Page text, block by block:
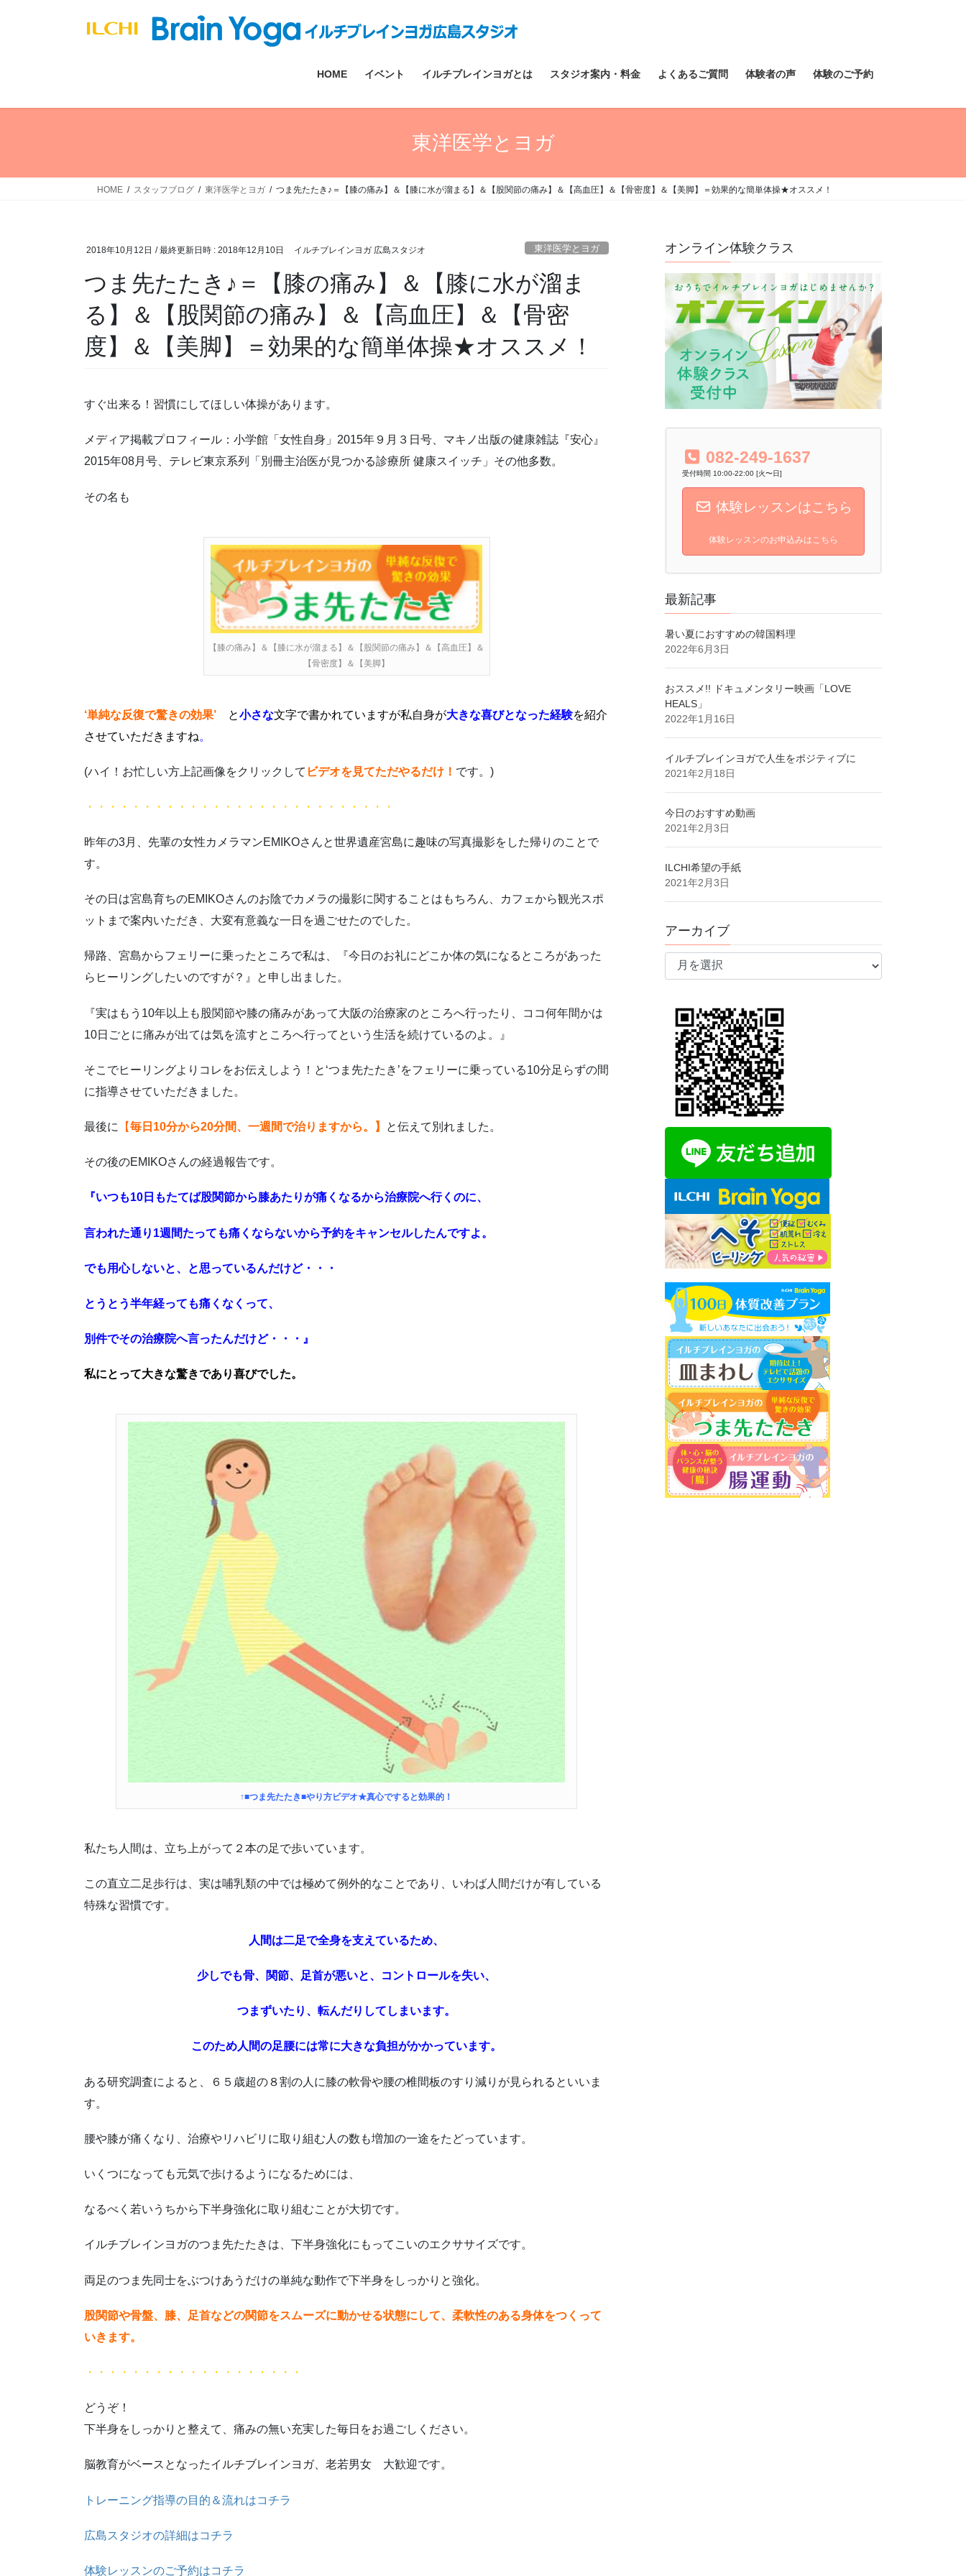
ス
ン
HOME イベント イルチブレインヨガとは スタジオ案内・料金 よくあるご質問 体験者の声 体験のご予約
東洋医学とヨガ
HOME スタッフブログ 東洋医学とヨガ つま先たたき♪＝【膝の痛み】＆【膝に水が溜まる】＆【股関節の痛み】＆【高血圧】＆【骨密度】＆【美脚】＝効果的な簡単体操★オススメ！
2018年10月12日 / 最終更新日時 : 2018年12月10日 イルチブレインヨガ 広島スタジオ 東洋医学とヨガ
つま先たたき♪＝【膝の痛み】＆【膝に水が溜ま
る】＆【股関節の痛み】＆【高血圧】＆【骨密
度】＆【美脚】＝効果的な簡単体操★オススメ！
すぐ出来る！習慣にしてほしい体操があります。
メディア掲載プロフィール：小学館「女性自身」2015年９月３日号、マキノ出版の健康雑誌『安心』
2015年08月号、テレビ東京系列「別冊主治医が見つかる診療所 健康スイッチ」その他多数。
その名も
【膝の痛み】＆【膝に水が溜まる】＆【股関節の痛み】＆【高血圧】＆
【骨密度】＆【美脚】
‘単純な反復で驚きの効果’ と小さな文字で書かれていますが私自身が大きな喜びとなった経験を紹介
させていただきますね。
(ハイ！お忙しい方上記画像をクリックして ビデオを見てただやるだけ！ です。)
・・・・・・・・・・・・・・・・・・・・・・・・・・・
昨年の3月、先輩の女性カメラマンEMIKOさんと世界遺産宮島に趣味の写真撮影をした帰りのことで
す。
その日は宮島育ちのEMIKOさんのお陰でカメラの撮影に関することはもちろん、カフェから観光スポ
ットまで案内いただき、大変有意義な一日を過ごせたのでした。
帰路、宮島からフェリーに乗ったところで私は、『今日のお礼にどこか体の気になるところがあった
らヒーリングしたいのですが？』と申し出ました。
『実はもう10年以上も股関節や膝の痛みがあって大阪の治療家のところへ行ったり、ココ何年間かは
10日ごとに痛みが出ては気を流すところへ行ってという生活を続けているのよ。』
そこでヒーリングよりコレをお伝えしよう！と‘つま先たたき’をフェリーに乗っている10分足らずの間
に指導させていただきました。
最後に 【毎日10分から20分間、一週間で治りますから。】 と伝えて別れました。
その後のEMIKOさんの経過報告です。
『いつも10日もたてば股関節から膝あたりが痛くなるから治療院へ行くのに、
言われた通り1週間たっても痛くならないから予約をキャンセルしたんですよ。
でも用心しないと、と思っているんだけど・・・
とうとう半年経っても痛くなくって、
別件でその治療院へ言ったんだけど・・・』
私にとって大きな驚きであり喜びでした。
↑■つま先たたき■やり方ビデオ★真心ですると効果的！
私たち人間は、立ち上がって２本の足で歩いています。
この直立二足歩行は、実は哺乳類の中では極めて例外的なことであり、いわば人間だけが有している
特殊な習慣です。
人間は二足で全身を支えているため、
少しでも骨、関節、足首が悪いと、コントロールを失い、
つまずいたり、転んだりしてしまいます。
このため人間の足腰には常に大きな負担がかかっています。
ある研究調査によると、６５歳超の８割の人に膝の軟骨や腰の椎間板のすり減りが見られるといいま
す。
腰や膝が痛くなり、治療やリハビリに取り組む人の数も増加の一途をたどっています。
いくつになっても元気で歩けるようになるためには、
なるべく若いうちから下半身強化に取り組むことが大切です。
イルチブレインヨガのつま先たたきは、下半身強化にもってこいのエクササイズです。
両足のつま先同士をぶつけあうだけの単純な動作で下半身をしっかりと強化。
股関節や骨盤、膝、足首などの関節をスムーズに動かせる状態にして、柔軟性のある身体をつくって
いきます。
・・・・・・・・・・・・・・・・・・・
どうぞ！
下半身をしっかりと整えて、痛みの無い充実した毎日をお過ごしください。
脳教育がベースとなったイルチブレインヨガ、老若男女 大歓迎です。
トレーニング指導の目的＆流れはコチラ
広島スタジオの詳細はコチラ
体験レッスンのご予約はコチラ
オンライン体験クラス
082-249-1637
受付時間 10:00-22:00 [火〜日]
体験レッスンはこちら
体験レッスンのお申込みはこちら
最新記事
暑い夏におすすめの韓国料理
2022年6月3日
おススメ!! ドキュメンタリー映画「LOVE
HEALS」
2022年1月16日
イルチブレインヨガで人生をポジティブに
2021年2月18日
今日のおすすめ動画
2021年2月3日
ILCHI希望の手紙
2021年2月3日
アーカイブ
ア